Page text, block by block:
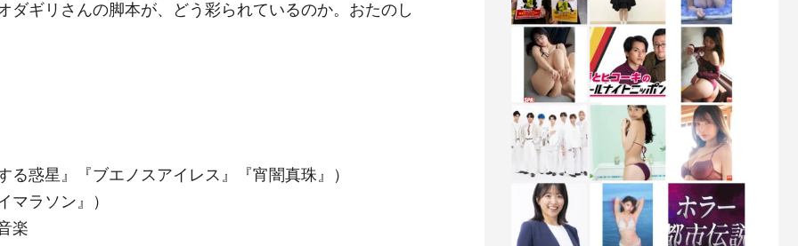
ダギリさんの脚本が、どう彩られているのか。おたのし
惑星』『ブエノスアイレス』『宵闇真珠』）
マラソン』）
楽